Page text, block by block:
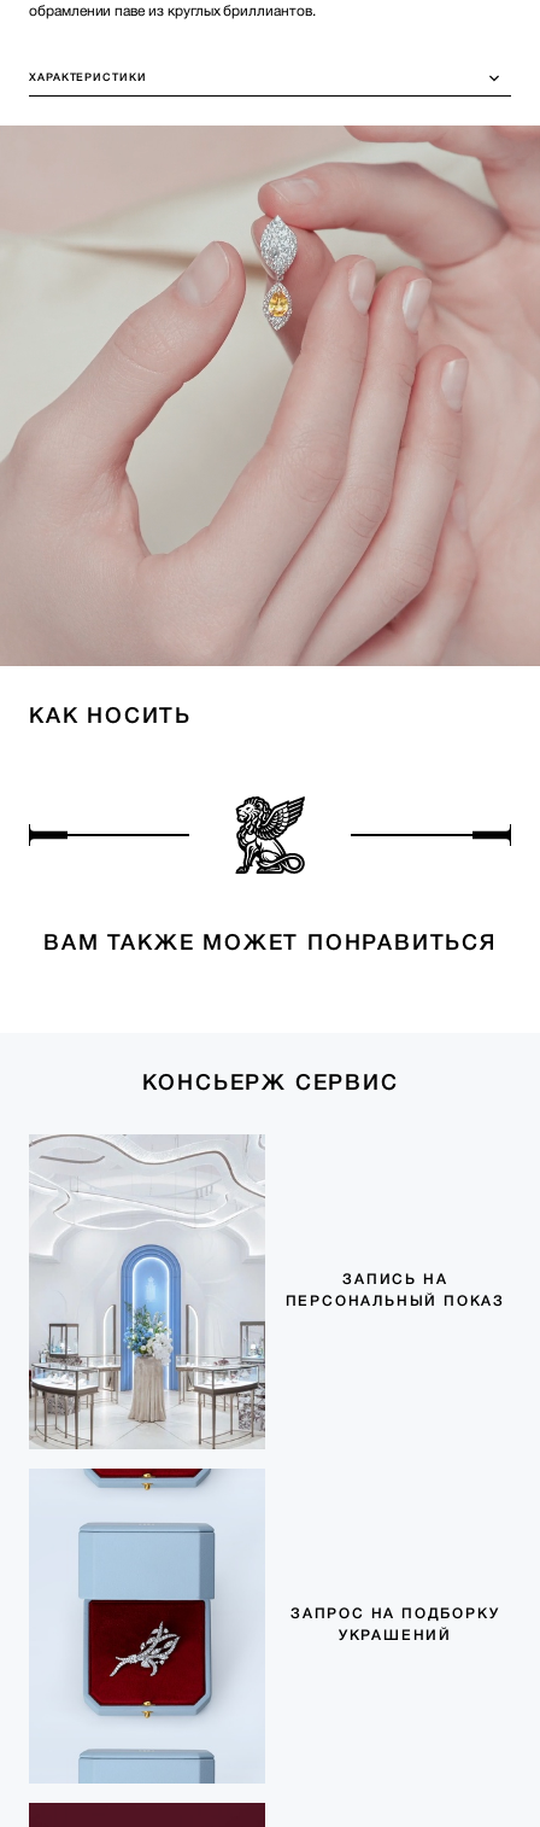
обрамлении паве из круглых бриллиантов.
ХАРАКТЕРИСТИКИ
КАК НОСИТЬ
ВАМ ТАКЖЕ МОЖЕТ ПОНРАВИТЬСЯ
КОНСЬЕРЖ СЕРВИС
ЗАПИСЬ НА
ПЕРСОНАЛЬНЫЙ ПОКАЗ
ЗАПРОС НА ПОДБОРКУ
УКРАШЕНИЙ